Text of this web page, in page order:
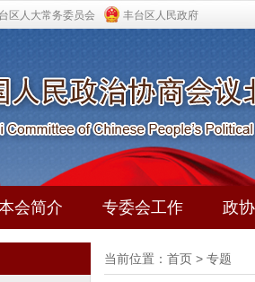
区人大常务委员会 丰台区人民政府
会简介 专委会工作 政
当前位置： 首页 > 专题